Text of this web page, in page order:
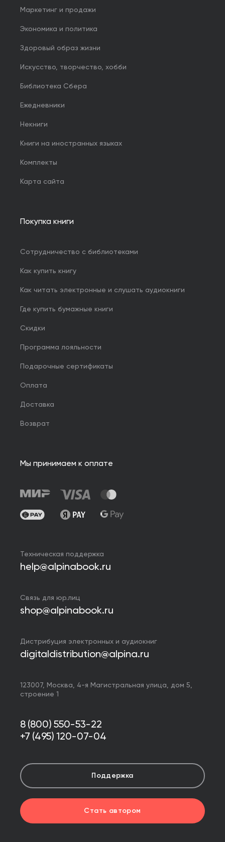
Маркетинг и продажи
Экономика и политика
Здоровый образ жизни
Искусство, творчество, хобби
Библиотека Сбера
Ежедневники
Некниги
Книги на иностранных языках
Комплекты
Карта сайта
Покупка книги
Сотрудничество с библиотеками
Как купить книгу
Как читать электронные и слушать аудиокниги
Где купить бумажные книги
Скидки
Программа лояльности
Подарочные сертификаты
Оплата
Доставка
Возврат
Мы принимаем к оплате
Техническая поддержка
help@alpinabook.ru
Связь для юр.лиц
shop@alpinabook.ru
Дистрибуция электронных и аудиокниг
digitaldistribution@alpina.ru
123007, Москва, 4-я Магистральная улица, дом 5,
строение 1
8 (800) 550-53-22
+7 (495) 120-07-04
Поддержка
Стать автором